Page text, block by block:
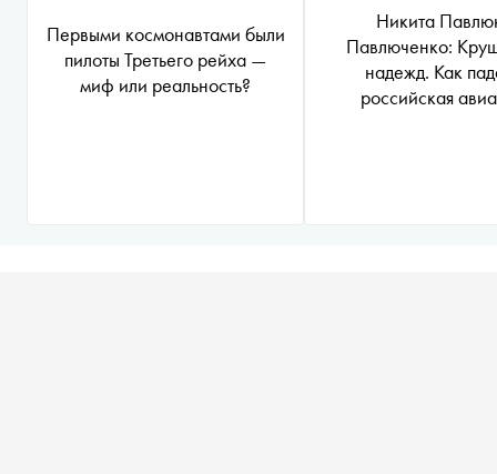
Первыми космонавтами были
пилоты Третьего рейха —
миф или реальность?
Никита
Павлюченко:
надежд. Как
российская